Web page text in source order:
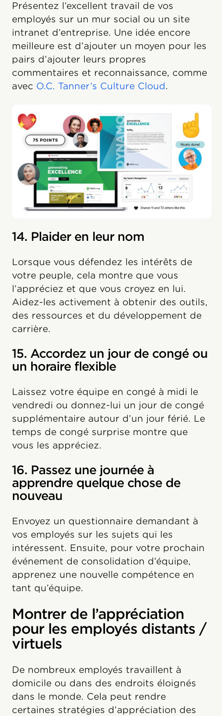
Présentez l’excellent travail de vos
employés sur un mur social ou un site
intranet d’entreprise. Une idée encore
meilleure est d’ajouter un moyen pour les
pairs d’ajouter leurs propres
commentaires et reconnaissance, comme
avec O.C. Tanner’s Culture Cloud.
14. Plaider en leur nom
Lorsque vous défendez les intérêts de
votre peuple, cela montre que vous
l’appréciez et que vous croyez en lui.
Aidez-les activement à obtenir des outils,
des ressources et du développement de
carrière.
15. Accordez un jour de congé ou
un horaire flexible
Laissez votre équipe en congé à midi le
vendredi ou donnez-lui un jour de congé
supplémentaire autour d’un jour férié. Le
temps de congé surprise montre que
vous les appréciez.
16. Passez une journée à
apprendre quelque chose de
nouveau
Envoyez un questionnaire demandant à
vos employés sur les sujets qui les
intéressent. Ensuite, pour votre prochain
événement de consolidation d’équipe,
apprenez une nouvelle compétence en
tant qu’équipe.
Montrer de l’appréciation
pour les employés distants /
virtuels
De nombreux employés travaillent à
domicile ou dans des endroits éloignés
dans le monde. Cela peut rendre
certaines stratégies d’appréciation des